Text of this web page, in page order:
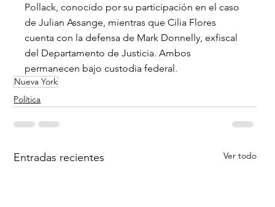
Pollack, conocido por su participación en el caso
de Julian Assange, mientras que Cilia Flores
cuenta con la defensa de Mark Donnelly, exfiscal
del Departamento de Justicia. Ambos
permanecen bajo custodia federal.
Nueva York
Política
Entradas recientes Ver todo